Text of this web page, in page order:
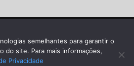
Industrial Ltda.
| Aviso de Privacidade
semelhantes para garantir o
do site. Para mais informações,
Privacidade